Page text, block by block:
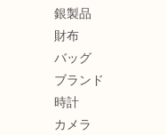
銀製品
財布
バッグ
ブランド
時計
カメラ